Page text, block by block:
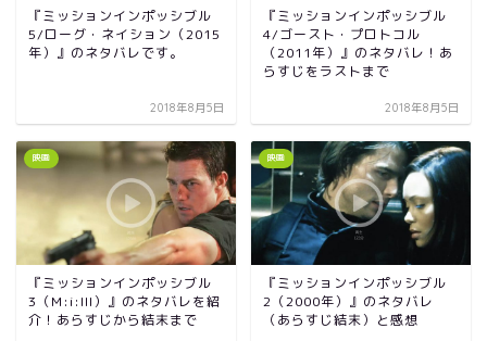
『ミッションインポッシブル
5/ローグ・ネイション（2015
年）』のネタバレです。
2018年8月5日
『ミッションインポッシブル
4/ゴースト・プロトコル
（2011年）』のネタバレ！あ
らすじをラストまで
2018年8月5日
映画
『ミッションインポッシブル
3（M:i:III）』のネタバレを紹
介！あらすじから結末まで
映画
『ミッションインポッシブル
2（2000年）』のネタバレ
（あらすじ結末）と感想